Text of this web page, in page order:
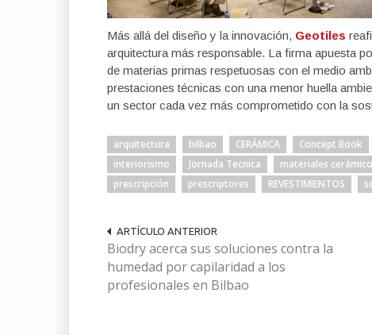
Más allá del diseño y la innovación, Geotiles
arquitectura más responsable. La firma apuesta
de materias primas respetuosas con el medio
prestaciones técnicas con una menor huella
un sector cada vez más comprometido con la
arquitectura bilbao CERÁMICA Concept Book
interiorismo
Jornada Tecnica materiales
prescripción
prescriptores REVESTIMIENTOS
ARTÍCULO ANTERIOR
Biodry acerca sus soluciones contra la
humedad por capilaridad a los
profesionales en Bilbao